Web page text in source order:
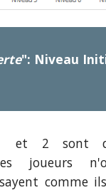
": Niveau
et 2 sont
joueurs
comme